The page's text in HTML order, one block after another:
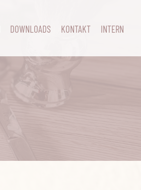
DOWNLOADS KONTAKT INTERN